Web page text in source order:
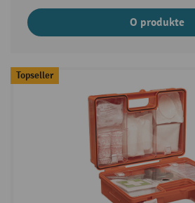
O produkte
Topseller